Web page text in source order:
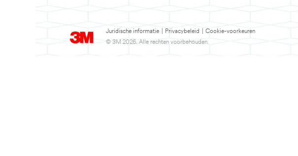
Juridische informatie Privacybeleid
Cookie-voorkeuren
© 3M 2026. Alle rechten voorbehouden.